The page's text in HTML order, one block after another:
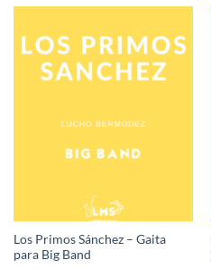
Los Primos Sánchez – Gaita
para Big Band